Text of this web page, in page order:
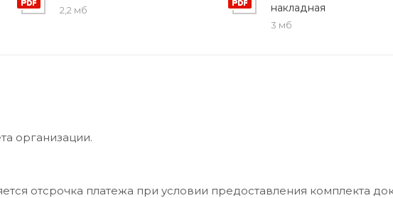
2,2 мб
накладная
3 мб
организации.
отсрочка платежа при условии предоставления комплекта